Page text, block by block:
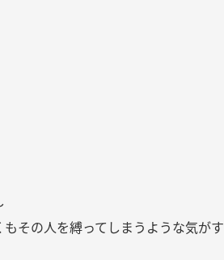
その人を縛ってしまうような気がす